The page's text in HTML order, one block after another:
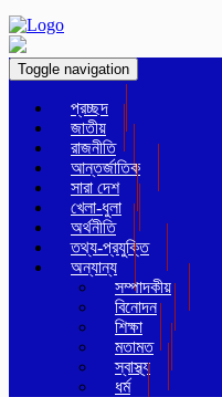
Toggle navigation
প্রচ্ছদ
জাতীয়
রাজনীতি
আন্তর্জাতিক
সারা দেশ
খেলা-ধুলা
অর্থনীতি
তথ্য-প্রযুক্তি
অন্যান্য
সম্পাদকীয়
বিনোদন
শিক্ষা
মতামত
স্বাস্থ্য
ধর্ম